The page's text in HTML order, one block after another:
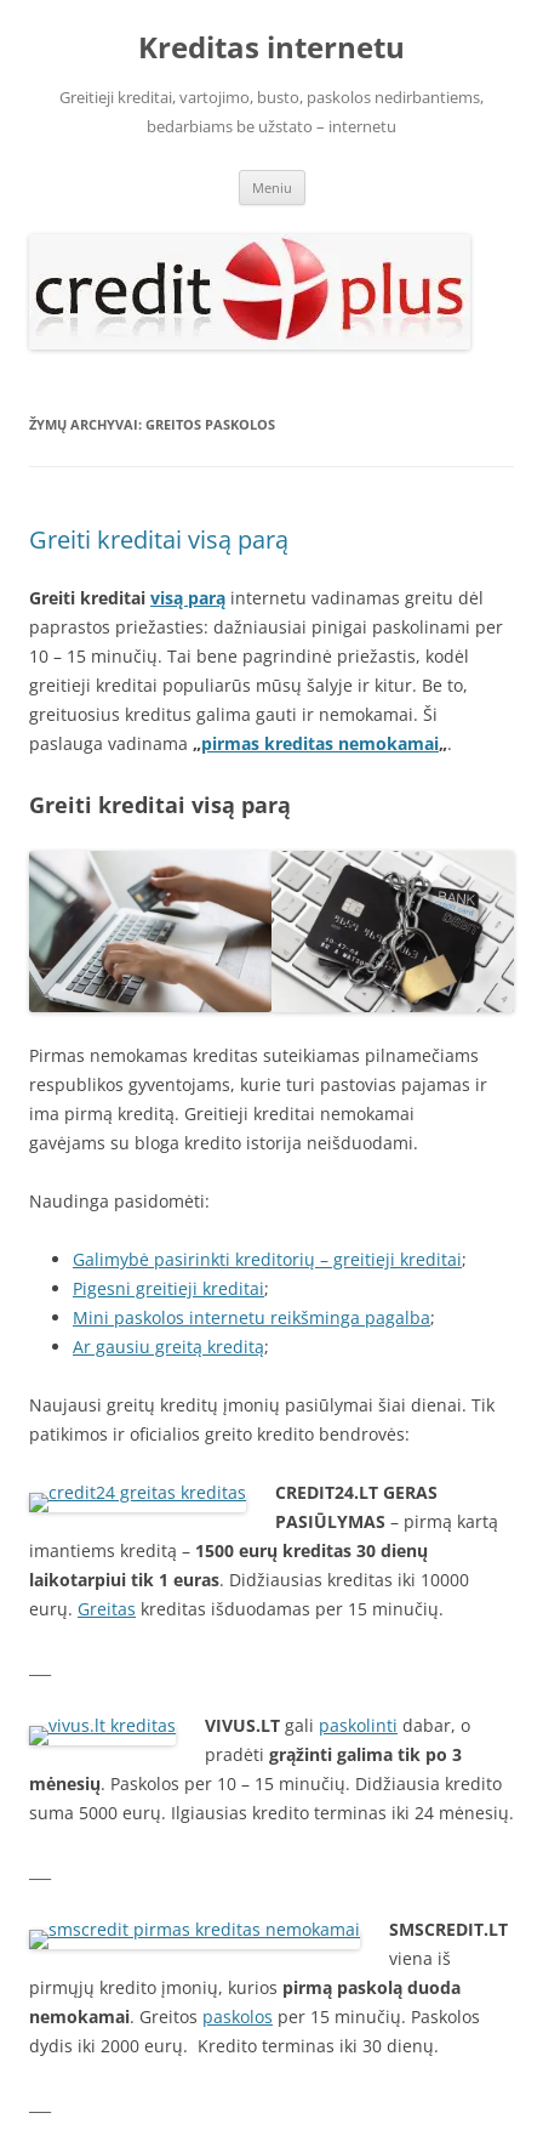
Kreditas internetu
Greitieji kreditai, vartojimo, busto, paskolos nedirbantiems,
bedarbiams be užstato – internetu
Meniu
ŽYMŲ ARCHYVAI: GREITOS PASKOLOS
Greiti kreditai visą parą
Greiti kreditai visą parą internetu vadinamas greitu dėl
paprastos priežasties: dažniausiai pinigai paskolinami per
10 – 15 minučių. Tai bene pagrindinė priežastis, kodėl
greitieji kreditai populiarūs mūsų šalyje ir kitur. Be to,
greituosius kreditus galima gauti ir nemokamai. Ši
paslauga vadinama „pirmas kreditas nemokamai„.
Greiti kreditai visą parą
Pirmas nemokamas kreditas suteikiamas pilnamečiams
respublikos gyventojams, kurie turi pastovias pajamas ir
ima pirmą kreditą. Greitieji kreditai nemokamai
gavėjams su bloga kredito istorija neišduodami.
Naudinga pasidomėti:
Galimybė pasirinkti kreditorių – greitieji kreditai;
Pigesni greitieji kreditai;
Mini paskolos internetu reikšminga pagalba;
Ar gausiu greitą kreditą;
Naujausi greitų kreditų įmonių pasiūlymai šiai dienai. Tik
patikimos ir oficialios greito kredito bendrovės:
CREDIT24.LT GERAS
PASIŪLYMAS – pirmą kartą
imantiems kreditą – 1500 eurų kreditas 30 dienų
laikotarpiui tik 1 euras. Didžiausias kreditas iki 10000
eurų. Greitas kreditas išduodamas per 15 minučių.
VIVUS.LT gali paskolinti dabar, o
pradėti grąžinti galima tik po 3
mėnesių. Paskolos per 10 – 15 minučių. Didžiausia kredito
suma 5000 eurų. Ilgiausias kredito terminas iki 24 mėnesių.
SMSCREDIT.LT
viena iš
pirmųjų kredito įmonių, kurios pirmą paskolą duoda
nemokamai. Greitos paskolos per 15 minučių. Paskolos
dydis iki 2000 eurų. Kredito terminas iki 30 dienų.